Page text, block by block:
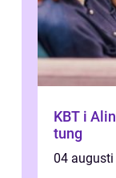
KBT i
tung
04